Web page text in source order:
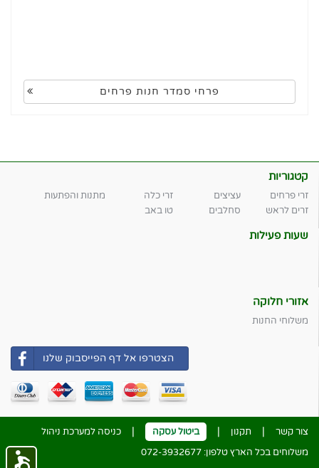
פרחי סמדר חנות פרחים
קטגוריות
זרי פרחים עציצים זרי כלה
מתנות והפתעות
זרים לראש
סחלבים טו באב
שעות פעילות
אזורי חלוקה
משלוחי החנות
הצטרפו אל דף הפייסבוק שלנו
צור קשר | תקנון | ביטול עסקה |
כניסה למערכת ניהול
משלוחים בכל הארץ טלפון: 072-3932677